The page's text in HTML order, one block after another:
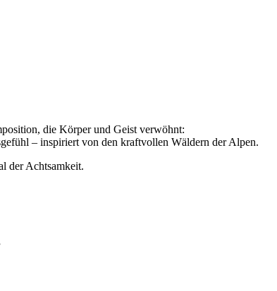
die Körper und Geist verwöhnt:
– inspiriert von den kraftvollen Wäldern der Alpen.
der Achtsamkeit.